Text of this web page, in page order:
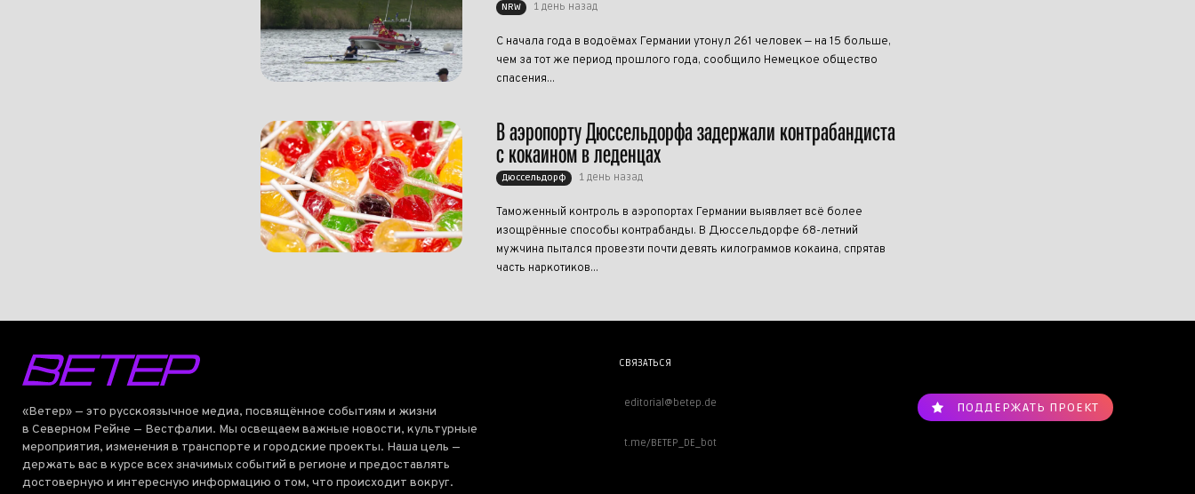
NRW 1 день назад
С начала года в водоёмах Германии утонул 261 человек — на 15 больше,
чем за тот же период прошлого года, сообщило Немецкое общество
спасения...
В аэропорту Дюссельдорфа задержали контрабандиста
с кокаином в леденцах
Дюссельдорф 1 день назад
Таможенный контроль в аэропортах Германии выявляет всё более
изощрённые способы контрабанды. В Дюссельдорфе 68-летний
мужчина пытался провезти почти девять килограммов кокаина, спрятав
часть наркотиков...
«Ветер» — это русскоязычное медиа, посвящённое событиям и жизни
в Северном Рейне — Вестфалии. Мы освещаем важные новости, культурные
мероприятия, изменения в транспорте и городские проекты. Наша цель —
держать вас в курсе всех значимых событий в регионе и предоставлять
достоверную и интересную информацию о том, что происходит вокруг.
СВЯЗАТЬСЯ
editorial@betep.de
t.me/BETEP_DE_bot
ПОДДЕРЖАТЬ ПРОЕКТ